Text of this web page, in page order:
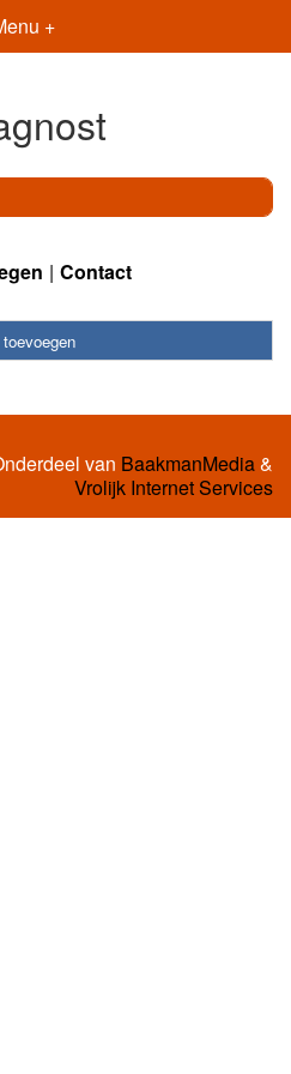
+
Contact
van BaakmanMedia&
Vrolijk Internet Services